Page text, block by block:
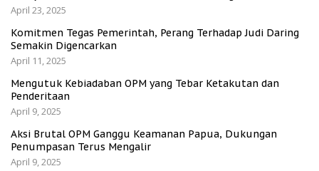
April 23, 2025
Komitmen Tegas Pemerintah, Perang Terhadap Judi Daring
Semakin Digencarkan
April 11, 2025
Mengutuk Kebiadaban OPM yang Tebar Ketakutan dan
Penderitaan
April 9, 2025
Aksi Brutal OPM Ganggu Keamanan Papua, Dukungan
Penumpasan Terus Mengalir
April 9, 2025